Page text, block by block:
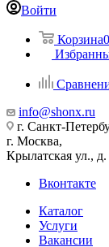
Войти
Корзина0
info@shonx.ru
г. Санкт-
г. Москва,
Крылатская ул.,
Вконтакте
Каталог
Услуги
Вакансии